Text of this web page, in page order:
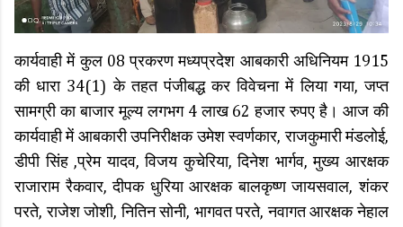
कार्यवाही में कुल 08 प्रकरण मध्यप्रदेश आबकारी अधिनियम 1915
की धारा 34(1) के तहत पंजीबद्ध कर विवेचना में लिया गया, जप्त
सामग्री का बाजार मूल्य लगभग 4 लाख 62 हजार रुपए है। आज की
कार्यवाही में आबकारी उपनिरीक्षक उमेश स्वर्णकार, राजकुमारी मंडलोई,
डीपी सिंह ,प्रेम यादव, विजय कुचेरिया, दिनेश भार्गव, मुख्य आरक्षक
राजाराम रैकवार, दीपक धुरिया आरक्षक बालकृष्ण जायसवाल, शंकर
परते, राजेश जोशी, नितिन सोनी, भागवत परते, नवागत आरक्षक नेहाल